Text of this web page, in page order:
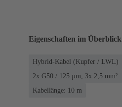
Eigenschaften im Überblick
Hybrid-Kabel (Kupfer / LWL)
2x G50 / 125 µm, 3x 2,5 mm²
Kabellänge: 10 m